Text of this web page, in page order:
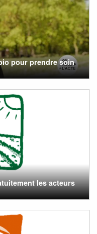
pour prendre soin
les acteurs